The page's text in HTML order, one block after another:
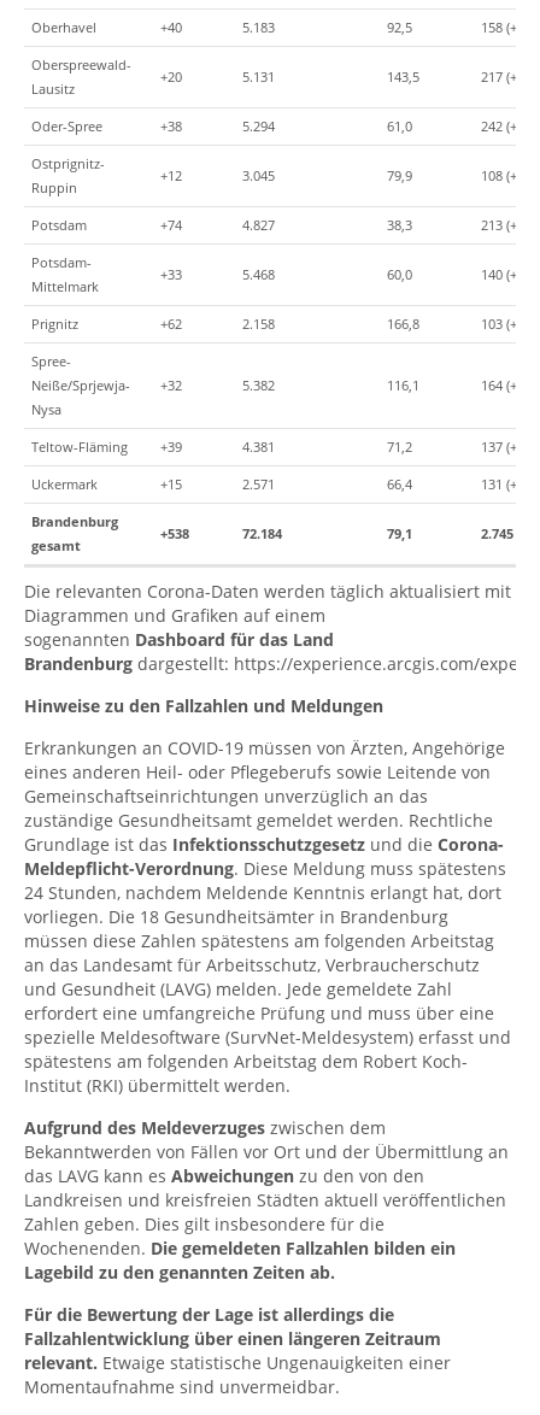
Oberhavel +40 5.183 92,5 158 (+2)
Oberspreewald-
Lausitz
+20 5.131 143,5 217 (+1)
Oder-Spree +38 5.294 61,0 242 (+1)
Ostprignitz-
Ruppin
+12 3.045 79,9 108 (+1)
Potsdam +74 4.827 38,3 213 (+0)
Potsdam-
Mittelmark
+33 5.468 60,0 140 (+0)
Prignitz +62 2.158 166,8 103 (+2)
Spree-
Neiße/Sprjewja-
Nysa
+32 5.382 116,1 164 (+1)
Teltow-Fläming +39 4.381 71,2 137 (+0)
Uckermark +15 2.571 66,4 131 (+5)
Brandenburg
gesamt
+538 72.184 79,1 2.745
Die relevanten Corona-Daten werden täglich aktualisiert mit
Diagrammen und Grafiken auf einem
sogenannten Dashboard für das Land
Brandenburg dargestellt: https://experience.arcgis.com/
Hinweise zu den Fallzahlen und Meldungen
Erkrankungen an COVID-19 müssen von Ärzten, Angehörige
eines anderen Heil- oder Pflegeberufs sowie Leitende von
Gemeinschaftseinrichtungen unverzüglich an das
zuständige Gesundheitsamt gemeldet werden. Rechtliche
Grundlage ist das Infektionsschutzgesetz und die Corona-
Meldepflicht-Verordnung. Diese Meldung muss spätestens
24 Stunden, nachdem Meldende Kenntnis erlangt hat, dort
vorliegen. Die 18 Gesundheitsämter in Brandenburg
müssen diese Zahlen spätestens am folgenden Arbeitstag
an das Landesamt für Arbeitsschutz, Verbraucherschutz
und Gesundheit (LAVG) melden. Jede gemeldete Zahl
erfordert eine umfangreiche Prüfung und muss über eine
spezielle Meldesoftware (SurvNet-Meldesystem) erfasst und
spätestens am folgenden Arbeitstag dem Robert Koch-
Institut (RKI) übermittelt werden.
Aufgrund des Meldeverzuges zwischen dem
Bekanntwerden von Fällen vor Ort und der Übermittlung an
das LAVG kann es Abweichungen zu den von den
Landkreisen und kreisfreien Städten aktuell veröffentlichen
Zahlen geben. Dies gilt insbesondere für die
Wochenenden. Die gemeldeten Fallzahlen bilden ein
Lagebild zu den genannten Zeiten ab.
Für die Bewertung der Lage ist allerdings die
Fallzahlentwicklung über einen längeren Zeitraum
relevant. Etwaige statistische Ungenauigkeiten einer
Momentaufnahme sind unvermeidbar.